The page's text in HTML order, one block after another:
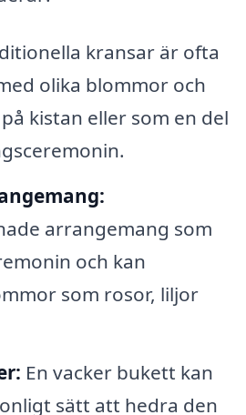
kransar är ofta
olika blommor och
kistan eller som en del
arrangemang som
och kan
som rosor, liljor
En vacker bukett kan
sätt att hedra den